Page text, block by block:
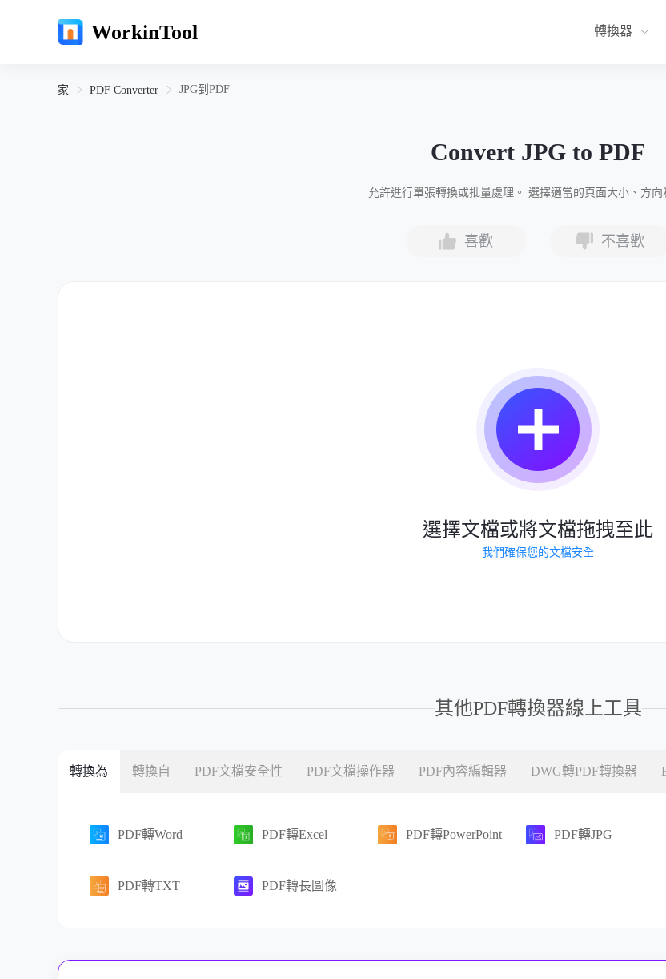
WorkinTool 轉換器
家 PDF Converter JPG到PDF
Convert JPG to PDF
允許進行單張轉換或批量處理。 選擇適當的頁面大小、方向
喜歡 不喜歡
選擇文檔或將文檔拖拽至此
我們確保您的文檔安全
其他PDF轉換器線上工具
轉換為 轉換自 PDF文檔安全性 PDF文檔操作器 PDF內容編輯器 DWG轉PDF轉換器
PDF轉Word PDF轉Excel PDF轉PowerPoint PDF轉JPG
PDF轉TXT PDF轉長圖像